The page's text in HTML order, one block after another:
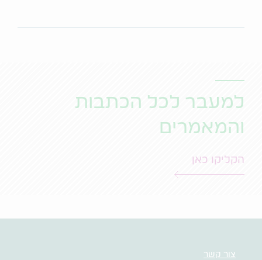
למעבר לכל הכתבות
והמאמרים
הקליקו כאן
צור קשר